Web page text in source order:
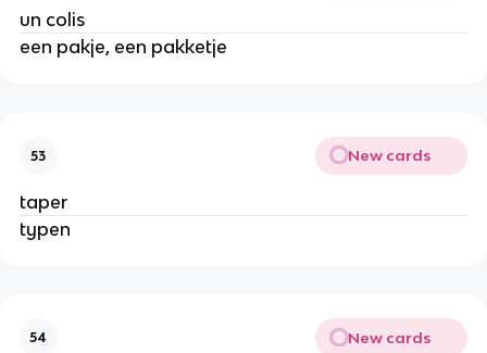
un colis
een pakje, een pakketje
53 New cards
taper
typen
54 New cards